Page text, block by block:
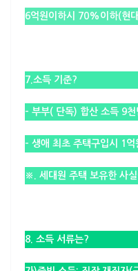
6억원이하시 70%이하(현
7.소득 기준?
– 부부( 단독) 합산 소득 9
– 생애 최초 주택구입시 1억
※. 세대원 주택 보유한 사
8. 소득 서류는?